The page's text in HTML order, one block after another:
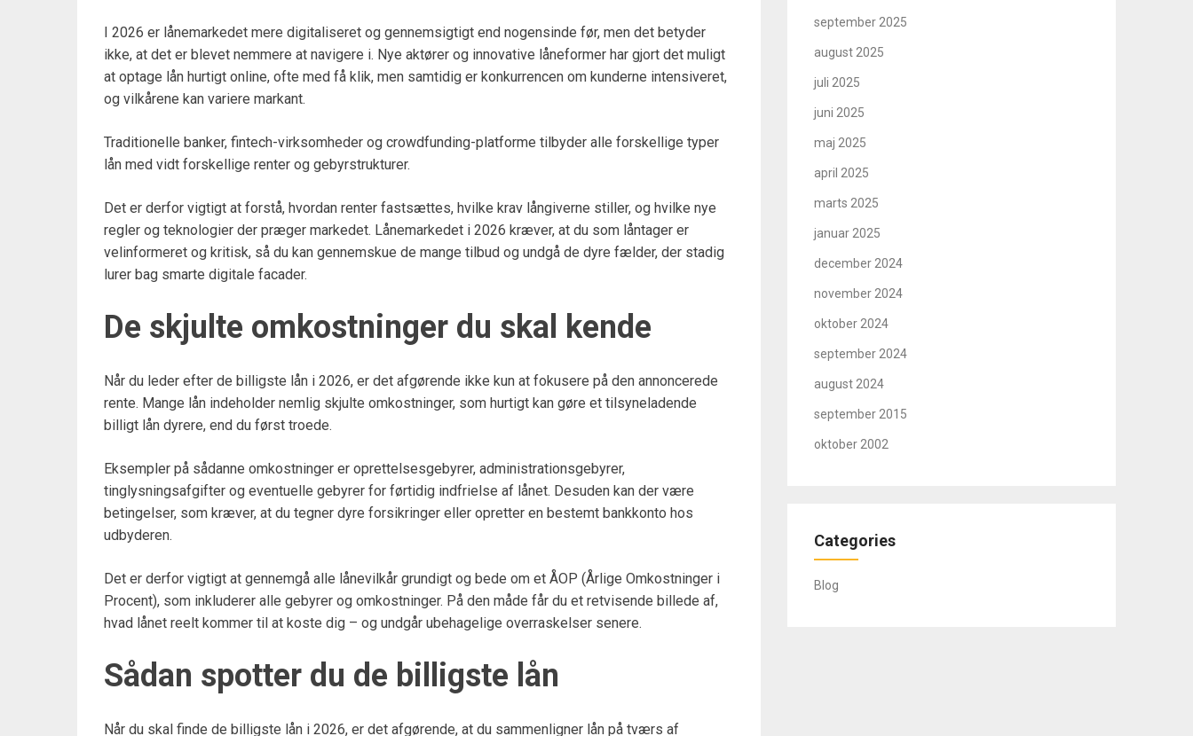
I 2026 er lånemarkedet mere digitaliseret og gennemsigtigt end nogensinde før, men det betyder
ikke, at det er blevet nemmere at navigere i. Nye aktører og innovative låneformer har gjort det muligt
at optage lån hurtigt online, ofte med få klik, men samtidig er konkurrencen om kunderne intensiveret,
og vilkårene kan variere markant.
Traditionelle banker, fintech-virksomheder og crowdfunding-platforme tilbyder alle forskellige typer
lån med vidt forskellige renter og gebyrstrukturer.
Det er derfor vigtigt at forstå, hvordan renter fastsættes, hvilke krav långiverne stiller, og hvilke nye
regler og teknologier der præger markedet. Lånemarkedet i 2026 kræver, at du som låntager er
velinformeret og kritisk, så du kan gennemskue de mange tilbud og undgå de dyre fælder, der stadig
lurer bag smarte digitale facader.
De skjulte omkostninger du skal kende
Når du leder efter de billigste lån i 2026, er det afgørende ikke kun at fokusere på den annoncerede
rente. Mange lån indeholder nemlig skjulte omkostninger, som hurtigt kan gøre et tilsyneladende
billigt lån dyrere, end du først troede.
Eksempler på sådanne omkostninger er oprettelsesgebyrer, administrationsgebyrer,
tinglysningsafgifter og eventuelle gebyrer for førtidig indfrielse af lånet. Desuden kan der være
betingelser, som kræver, at du tegner dyre forsikringer eller opretter en bestemt bankkonto hos
udbyderen.
Det er derfor vigtigt at gennemgå alle lånevilkår grundigt og bede om et ÅOP (Årlige Omkostninger i
Procent), som inkluderer alle gebyrer og omkostninger. På den måde får du et retvisende billede af,
hvad lånet reelt kommer til at koste dig – og undgår ubehagelige overraskelser senere.
Sådan spotter du de billigste lån
Når du skal finde de billigste lån i 2026, er det afgørende, at du sammenligner lån på tværs af
september 2025
august 2025
juli 2025
juni 2025
maj 2025
april 2025
marts 2025
januar 2025
december 2024
november 2024
oktober 2024
september 2024
august 2024
september 2015
oktober 2002
Categories
Blog